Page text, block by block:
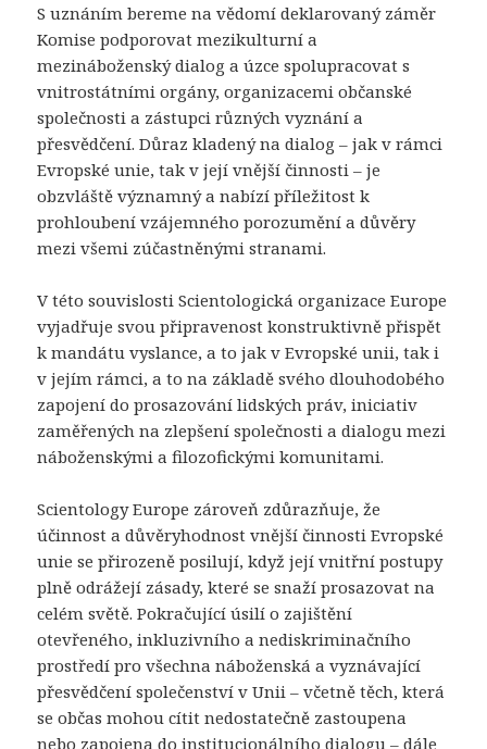
S uznáním bereme na vědomí deklarovaný záměr
Komise podporovat mezikulturní a
mezináboženský dialog a úzce spolupracovat s
vnitrostátními orgány, organizacemi občanské
společnosti a zástupci různých vyznání a
přesvědčení. Důraz kladený na dialog – jak v rámci
Evropské unie, tak v její vnější činnosti – je
obzvláště významný a nabízí příležitost k
prohloubení vzájemného porozumění a důvěry
mezi všemi zúčastněnými stranami.
V této souvislosti Scientologická organizace Europe
vyjadřuje svou připravenost konstruktivně přispět
k mandátu vyslance, a to jak v Evropské unii, tak i
v jejím rámci, a to na základě svého dlouhodobého
zapojení do prosazování lidských práv, iniciativ
zaměřených na zlepšení společnosti a dialogu mezi
náboženskými a filozofickými komunitami.
Scientology Europe zároveň zdůrazňuje, že
účinnost a důvěryhodnost vnější činnosti Evropské
unie se přirozeně posilují, když její vnitřní postupy
plně odrážejí zásady, které se snaží prosazovat na
celém světě. Pokračující úsilí o zajištění
otevřeného, ​​inkluzivního a nediskriminačního
prostředí pro všechna náboženská a vyznávající
přesvědčení společenství v Unii – včetně těch, která
se občas mohou cítit nedostatečně zastoupena
nebo zapojena do institucionálního dialogu – dále